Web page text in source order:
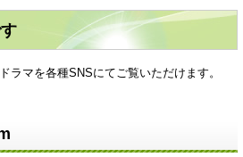
マを各種SNSにてご覧いただけます。